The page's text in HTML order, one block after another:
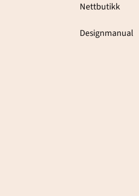
Nettbutikk
Designmanual